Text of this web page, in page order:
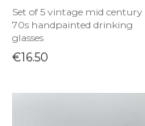
Set of 5 vintage mid century
70s handpainted drinking
glasses
€16.50